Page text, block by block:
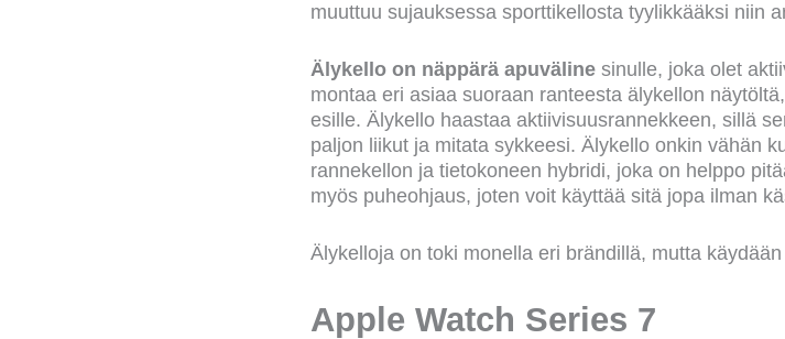
muuttuu sujauksessa sporttikellosta tyylikkääksi niin
Älykello on näppärä apuväline sinulle, joka olet
montaa eri asiaa suoraan ranteesta älykellon
esille. Älykello haastaa aktiivisuusrannekkeen, sillä
paljon liikut ja mitata sykkeesi. Älykello onkin vähän
rannekellon ja tietokoneen hybridi, joka on helppo
myös puheohjaus, joten voit käyttää sitä jopa ilman
Älykelloja on toki monella eri brändillä, mutta
Apple Watch Series 7